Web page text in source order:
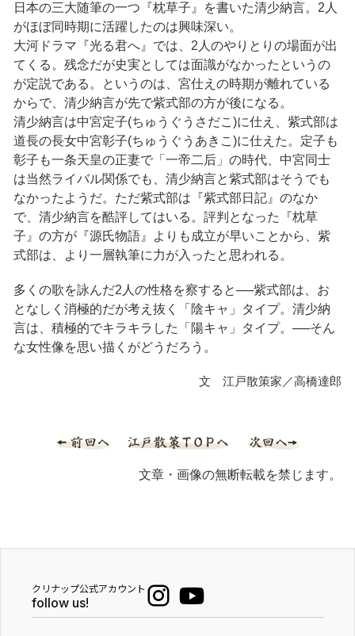
日本の三大随筆の一つ『枕草子』を書いた清少納言。2人
がほぼ同時期に活躍したのは興味深い。
大河ドラマ『光る君へ』では、2人のやりとりの場面が出
てくる。残念だが史実としては面識がなかったというの
が定説である。というのは、宮仕えの時期が離れている
からで、清少納言が先で紫式部の方が後になる。
清少納言は中宮定子(ちゅうぐうさだこ)に仕え、紫式部は
道長の長女中宮彰子(ちゅうぐうあきこ)に仕えた。定子も
彰子も一条天皇の正妻で「一帝二后」の時代、中宮同士
は当然ライバル関係でも、清少納言と紫式部はそうでも
なかったようだ。ただ紫式部は『紫式部日記』のなか
で、清少納言を酷評してはいる。評判となった『枕草
子』の方が『源氏物語』よりも成立が早いことから、紫
式部は、より一層執筆に力が入ったと思われる。
多くの歌を詠んだ2人の性格を察すると──紫式部は、お
となしく消極的だが考え抜く「陰キャ」タイプ。清少納
言は、積極的でキラキラした「陽キャ」タイプ。──そん
な女性像を思い描くがどうだろう。
文 江戸散策家／高橋達郎
文章・画像の無断転載を禁じます。
クリナップ公式アカウント
follow us!